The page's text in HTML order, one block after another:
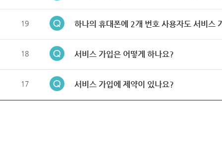
19 하나의 휴대폰에 2개 번호 사용자도 서비스
18 서비스 가입은 어떻게 하나요?
17 서비스 가입에 제약이 있나요?